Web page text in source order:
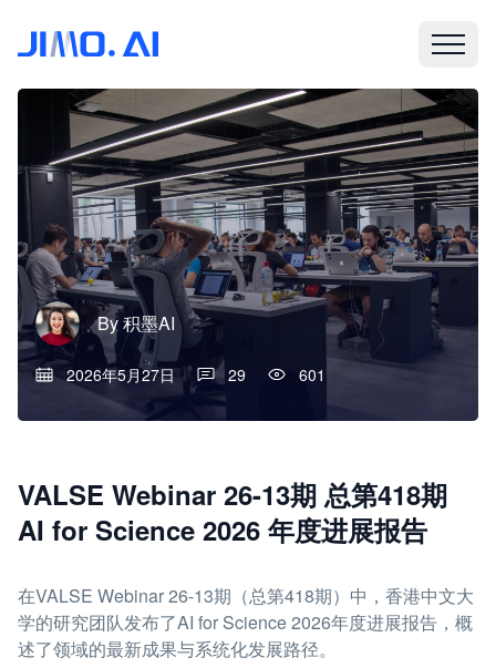
By积墨AI
2026年5月27日 29 601
VALSE Webinar 26-13期 总第418期
AI for Science 2026 年度进展报告
在VALSE Webinar 26-13期（总第418期）中，香港中文大
学的研究团队发布了AI for Science 2026年度进展报告，概
述了领域的最新成果与系统化发展路径。